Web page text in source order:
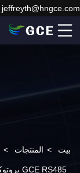
jeffreyth@hngce.com
بيت > المنتجات >